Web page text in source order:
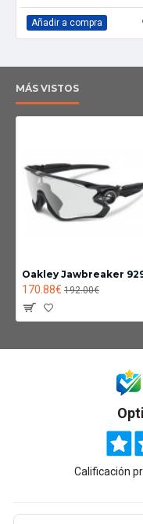
Añadir a compra
MÁS VISTOS
170.88€ 192.00€